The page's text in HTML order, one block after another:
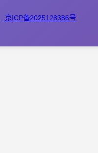
京ICP备2025128386号